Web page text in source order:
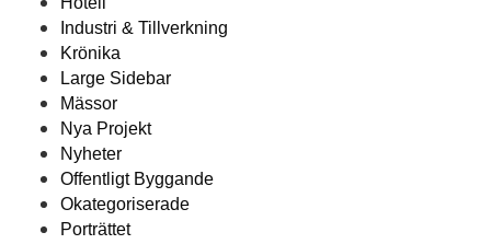
Industri & Tillverkning
Krönika
Large Sidebar
Mässor
Nya Projekt
Nyheter
Offentligt Byggande
Okategoriserade
Porträttet